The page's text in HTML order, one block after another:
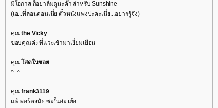
มีโอกาส ก็อย่าลืมดูนะค๊า สำหรับ Sunshine
(เอ...ที่ลอนดอนเนี่ย ตั๋วหนังแพงป่ะคะเนี่ย...อยากรู้จัง)
คุณ the Vicky
ขอบคุณค่ะ ที่แวะเข้ามาเยี่ยมเยือน
คุณ สดในซอ
^_^
คุณ frank3119
พ้ พอร์ตสมัธ ซะงั้นอ่ะ เฮ้อ....